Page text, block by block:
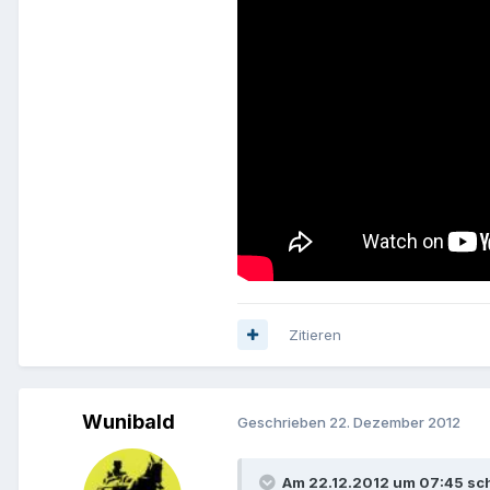
Zitieren
Wunibald Geschrieben 22. Dezember 2012
Am 22.12.2012 um 07:45